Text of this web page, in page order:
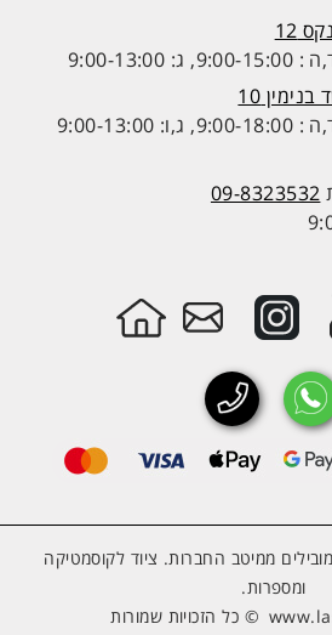
12
13:00
10
13:00
09-8323532
ממיטב החברות. ציוד לקוסמטיקה
ומספרות.
© כל הזכויות שמורות